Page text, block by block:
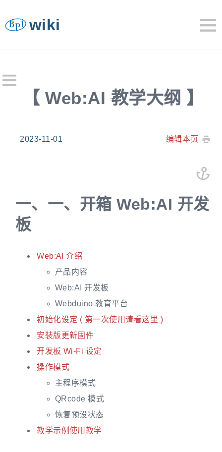
wiki
【 Web:AI 教学大纲 】
2023-11-01 编辑本页
一、 一、开箱 Web:AI 开发
板
Web:AI 介绍
产品内容
Web:AI 开发板
Webduino 教育平台
初始化设定 ( 第一次使用请看这里 )
安裝版更新固件
开发板 Wi-Fi 设定
操作模式
主程序模式
QRcode 模式
恢复预设状态
教学示例使用教学